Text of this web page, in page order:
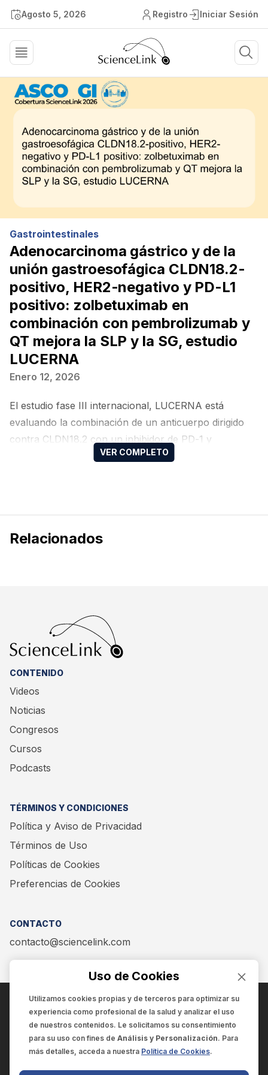
Agosto 5, 2026 Registro Iniciar Sesión
Gastrointestinales
Adenocarcinoma gástrico y de la
unión gastroesofágica CLDN18.2-
positivo, HER2-negativo y PD-L1
positivo: zolbetuximab en
combinación con pembrolizumab y
QT mejora la SLP y la SG, estudio
LUCERNA
Enero 12, 2026
El estudio fase III internacional, LUCERNA está
evaluando la combinación de un anticuerpo dirigido
contra CLDN18.2 con un inhibidor de PD-1 y
quimioterapia como tratamiento de primera línea en
Relacionados
CONTENIDO
Videos
Noticias
Congresos
Cursos
Podcasts
TÉRMINOS Y CONDICIONES
Política y Aviso de Privacidad
Términos de Uso
Políticas de Cookies
Preferencias de Cookies
CONTACTO
contacto@sciencelink.com
ENCUÉNTRANOS EN:
Uso de Cookies
Utilizamos cookies propias y de terceros para optimizar su
experiencia como profesional de la salud y analizar el uso
de nuestros contenidos. Le solicitamos su consentimiento
para su uso con fines de Análisis y Personalización. Para
más detalles, acceda a nuestra Política de Cookies.